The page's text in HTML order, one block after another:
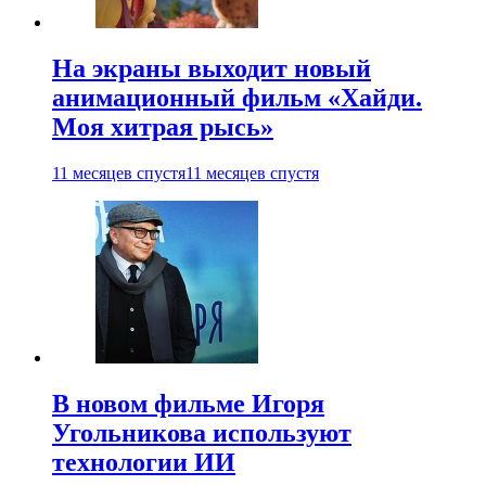
На экраны выходит новый
анимационный фильм «Хайди.
Моя хитрая рысь»
11 месяцев спустя11 месяцев спустя
В новом фильме Игоря
Угольникова используют
технологии ИИ